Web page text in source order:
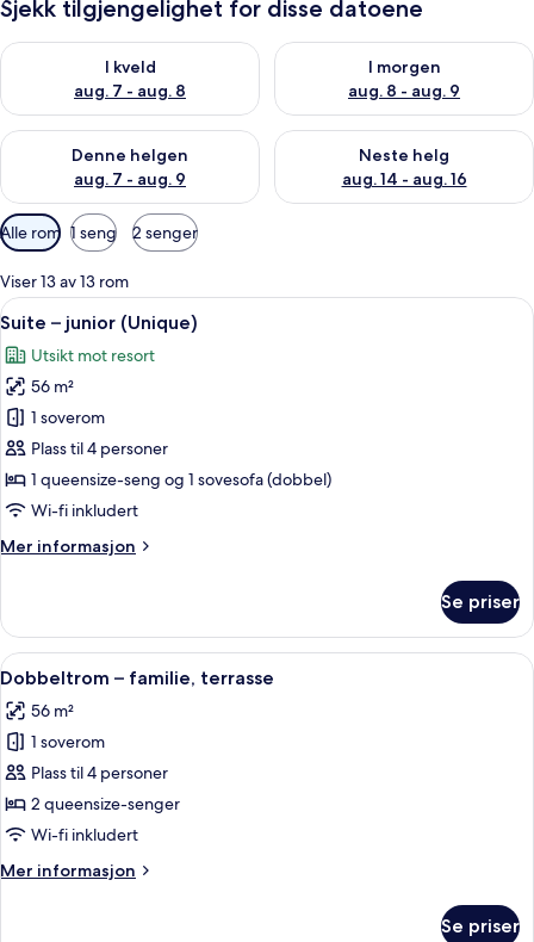
Sjekk tilgjengelighet for disse datoene
I kveld
aug. 7 - aug. 8
Sjekk tilgjengelighet for i kveld, aug. 7 - aug. 8
I morgen
aug. 8 - aug. 9
Sjekk tilgjengelighet for i
Denne helgen
aug. 7 - aug. 9
Sjekk tilgjengelighet for denne helgen, aug. 7 - aug. 9
Neste helg
aug. 14 - aug. 16
Sjekk tilgjengelighet for neste
Tilgjengelige
filtre
for
rom
Alle rom 1 seng 2 senger
Viser 13 av 13 rom
Åpne
alle
bildene
av
Suite
–
junior
(Unique)
Suite – junior (Unique) | Dundyner,
6
Suite – junior (Unique)
Utsikt mot resort
56 m²
1 soverom
Plass til 4 personer
1 queensize-seng og 1 sovesofa (dobbel)
Wi-fi inkludert
Mer informasjon
Mer
–
junior
(Unique)
Se priser
Åpne
alle
bildene
av
Dobbeltrom
–
familie,
Dobbeltrom – familie, terrasse |
5
Dobbeltrom – familie, terrasse
56 m²
1 soverom
Plass til 4 personer
2 queensize-senger
Wi-fi inkludert
Mer informasjon
Mer
Se priser